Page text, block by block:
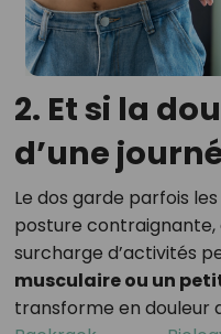
2. Et si la
d’une
Le dos garde parfois
posture contraignante,
surcharge d’activités
musculaire ou un
transforme en douleur